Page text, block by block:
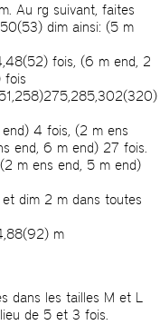
Au rg suivant, faites
dim ainsi: (5 m
fois, (6 m end, 2
fois
4 fois, (2 m ens
end, 6 m end) 27 fois.
m ens end, 5 m end)
dim 2 m dans toutes
m
dans les tailles M et L
de 5 et 3 fois.